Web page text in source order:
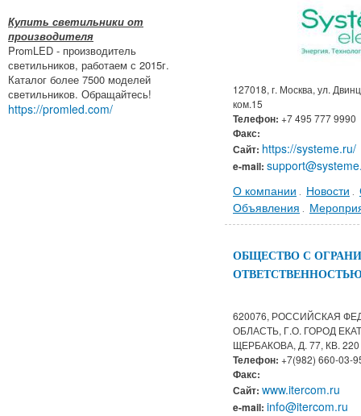
Купить светильники от
производителя
PromLED - производитель
светильников, работаем с 2015г.
Каталог более 7500 моделей
светильников. Обращайтесь!
https://promled.com/
127018, г. Москва, ул.
ком.15
Телефон: +7 495 777 9990
Факс:
Сайт: https://systeme.ru/
e-mail:
О компании . Новости .
Объявления .
ОБЩЕСТВО С
620076, РОССИЙСКАЯ
ОБЛАСТЬ, Г.О. ГОРОД
ЩЕРБАКОВА, Д. 77, КВ. 220
Телефон: +7(982) 660-03-
Факс:
Сайт: www.itercom.ru
e-mail: info@itercom.ru